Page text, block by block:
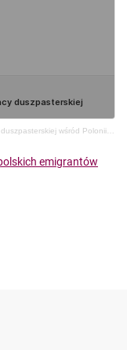
wśród Polonii (27-28.06.2023)